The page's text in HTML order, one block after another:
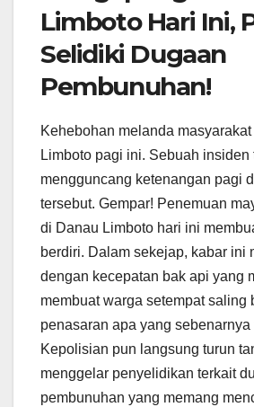
Limboto Hari Ini,
Selidiki Dugaan
Pembunuhan!
Kehebohan melanda
Limboto pagi ini. Sebuah insiden
mengguncang ketenangan pagi
tersebut. Gempar! Penemuan
di Danau Limboto hari ini
berdiri. Dalam sekejap, kabar ini
dengan kecepatan bak api yang
membuat warga setempat saling
penasaran apa yang sebenarnya
Kepolisian pun langsung turun
menggelar penyelidikan terkait
pembunuhan yang memang